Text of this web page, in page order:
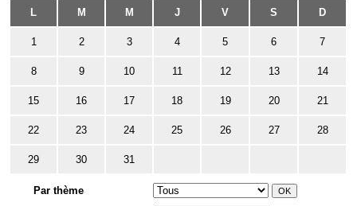
L M M J V S D
1 2 3 4 5 6 7
8 9 10 11 12 13 14
15 16 17 18 19 20 21
22 23 24 25 26 27 28
29 30 31
Par thème